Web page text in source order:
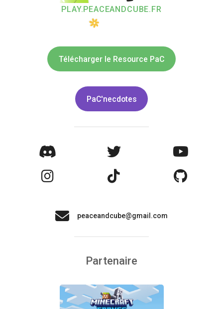
PLAY.PEACEANDCUBE.FR
Télécharger le Resource PaC
PaC'necdotes
peaceandcube@gmail.com
Partenaire